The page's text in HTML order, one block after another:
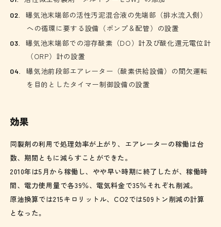
曝気池末端部の活性汚泥混合液の先端部（排水流入側）
への循環に要する設備（ポンプ＆配管）の設置
曝気池末端部での溶存酸素（DO）計及び酸化還元電位計
（ORP）計の設置
曝気池前段部エアレーター（酸素供給設備）の間欠運転
を目的としたタイマー制御設備の設置
効果
同製剤の利用で処理効率が上がり、エアレーターの稼働は台
数、期間ともに減らすことができた。
2010年は5月から稼働し、やや早い時期に終了したが、稼働時
間、電力使用量で各39％、電気料金で35％ それぞれ削減。
原油換算では215キロリットル、CO2では509トン削減の計算
となった。